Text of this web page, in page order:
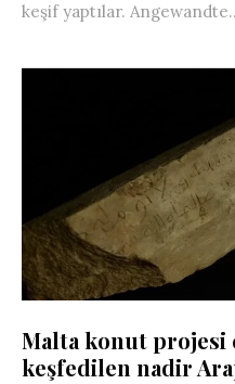
keşif yaptılar.
Malta konut projesi
keşfedilen nadir